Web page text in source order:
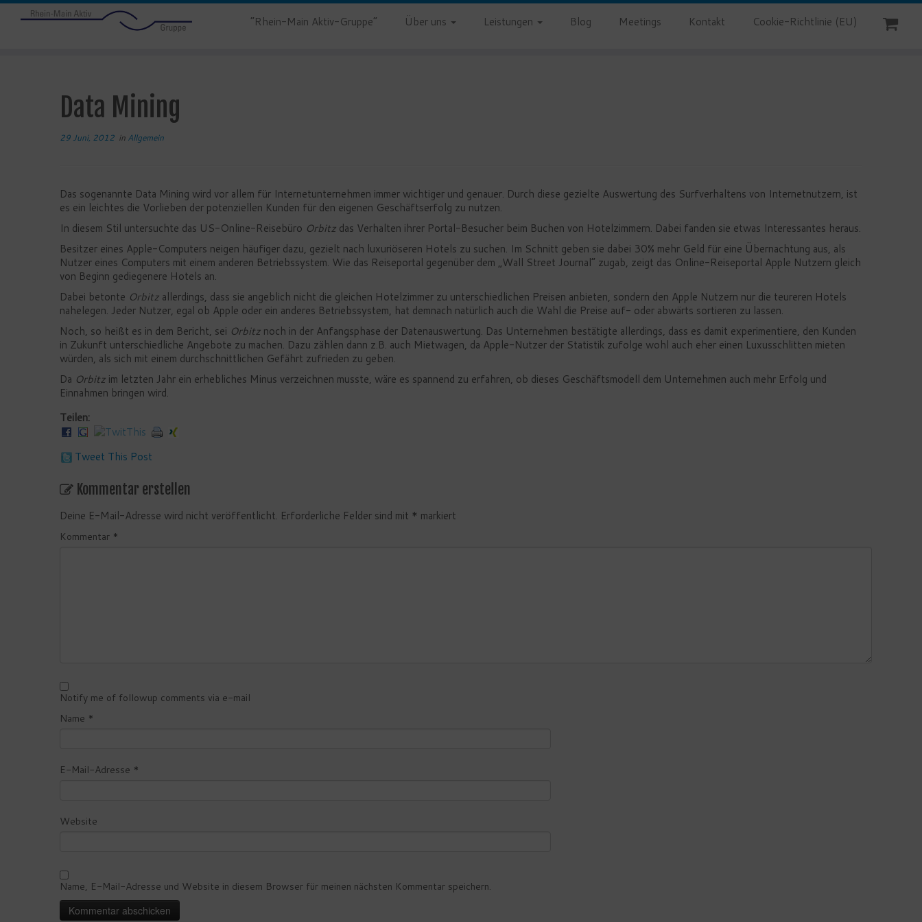
“Rhein-Main Aktiv-Gruppe” Über uns Leistungen Blog Meetings Kontakt Cookie-Richtlinie (EU)
Data Mining
29 Juni, 2012 in Allgemein
Das sogenannte Data Mining wird vor allem für Internetunternehmen immer wichtiger und genauer. Durch diese gezielte Auswertung des Surfverhaltens von Internetnutzern, ist
es ein leichtes die Vorlieben der potenziellen Kunden für den eigenen Geschäftserfolg zu nutzen.
In diesem Stil untersuchte das US-Online-Reisebüro Orbitz das Verhalten ihrer Portal-Besucher beim Buchen von Hotelzimmern. Dabei fanden sie etwas Interessantes heraus.
Besitzer eines Apple-Computers neigen häufiger dazu, gezielt nach luxuriöseren Hotels zu suchen. Im Schnitt geben sie dabei 30% mehr Geld für eine Übernachtung aus, als
Nutzer eines Computers mit einem anderen Betriebssystem. Wie das Reiseportal gegenüber dem „Wall Street Journal“ zugab, zeigt das Online-Reiseportal Apple Nutzern gleich
von Beginn gediegenere Hotels an.
Dabei betonte Orbitz allerdings, dass sie angeblich nicht die gleichen Hotelzimmer zu unterschiedlichen Preisen anbieten, sondern den Apple Nutzern nur die teureren Hotels
nahelegen. Jeder Nutzer, egal ob Apple oder ein anderes Betriebssystem, hat demnach natürlich auch die Wahl die Preise auf- oder abwärts sortieren zu lassen.
Noch, so heißt es in dem Bericht, sei Orbitz noch in der Anfangsphase der Datenauswertung. Das Unternehmen bestätigte allerdings, dass es damit experimentiere, den Kunden
in Zukunft unterschiedliche Angebote zu machen. Dazu zählen dann z.B. auch Mietwagen, da Apple-Nutzer der Statistik zufolge wohl auch eher einen Luxusschlitten mieten
würden, als sich mit einem durchschnittlichen Gefährt zufrieden zu geben.
Da Orbitz im letzten Jahr ein erhebliches Minus verzeichnen musste, wäre es spannend zu erfahren, ob dieses Geschäftsmodell dem Unternehmen auch mehr Erfolg und
Einnahmen bringen wird.
Teilen:
Tweet This Post
Kommentar erstellen
Deine E-Mail-Adresse wird nicht veröffentlicht. Erforderliche Felder sind mit * markiert
Kommentar *
Notify me of followup comments via e-mail
Name *
E-Mail-Adresse *
Website
Name, E-Mail-Adresse und Website in diesem Browser für meinen nächsten Kommentar speichern.